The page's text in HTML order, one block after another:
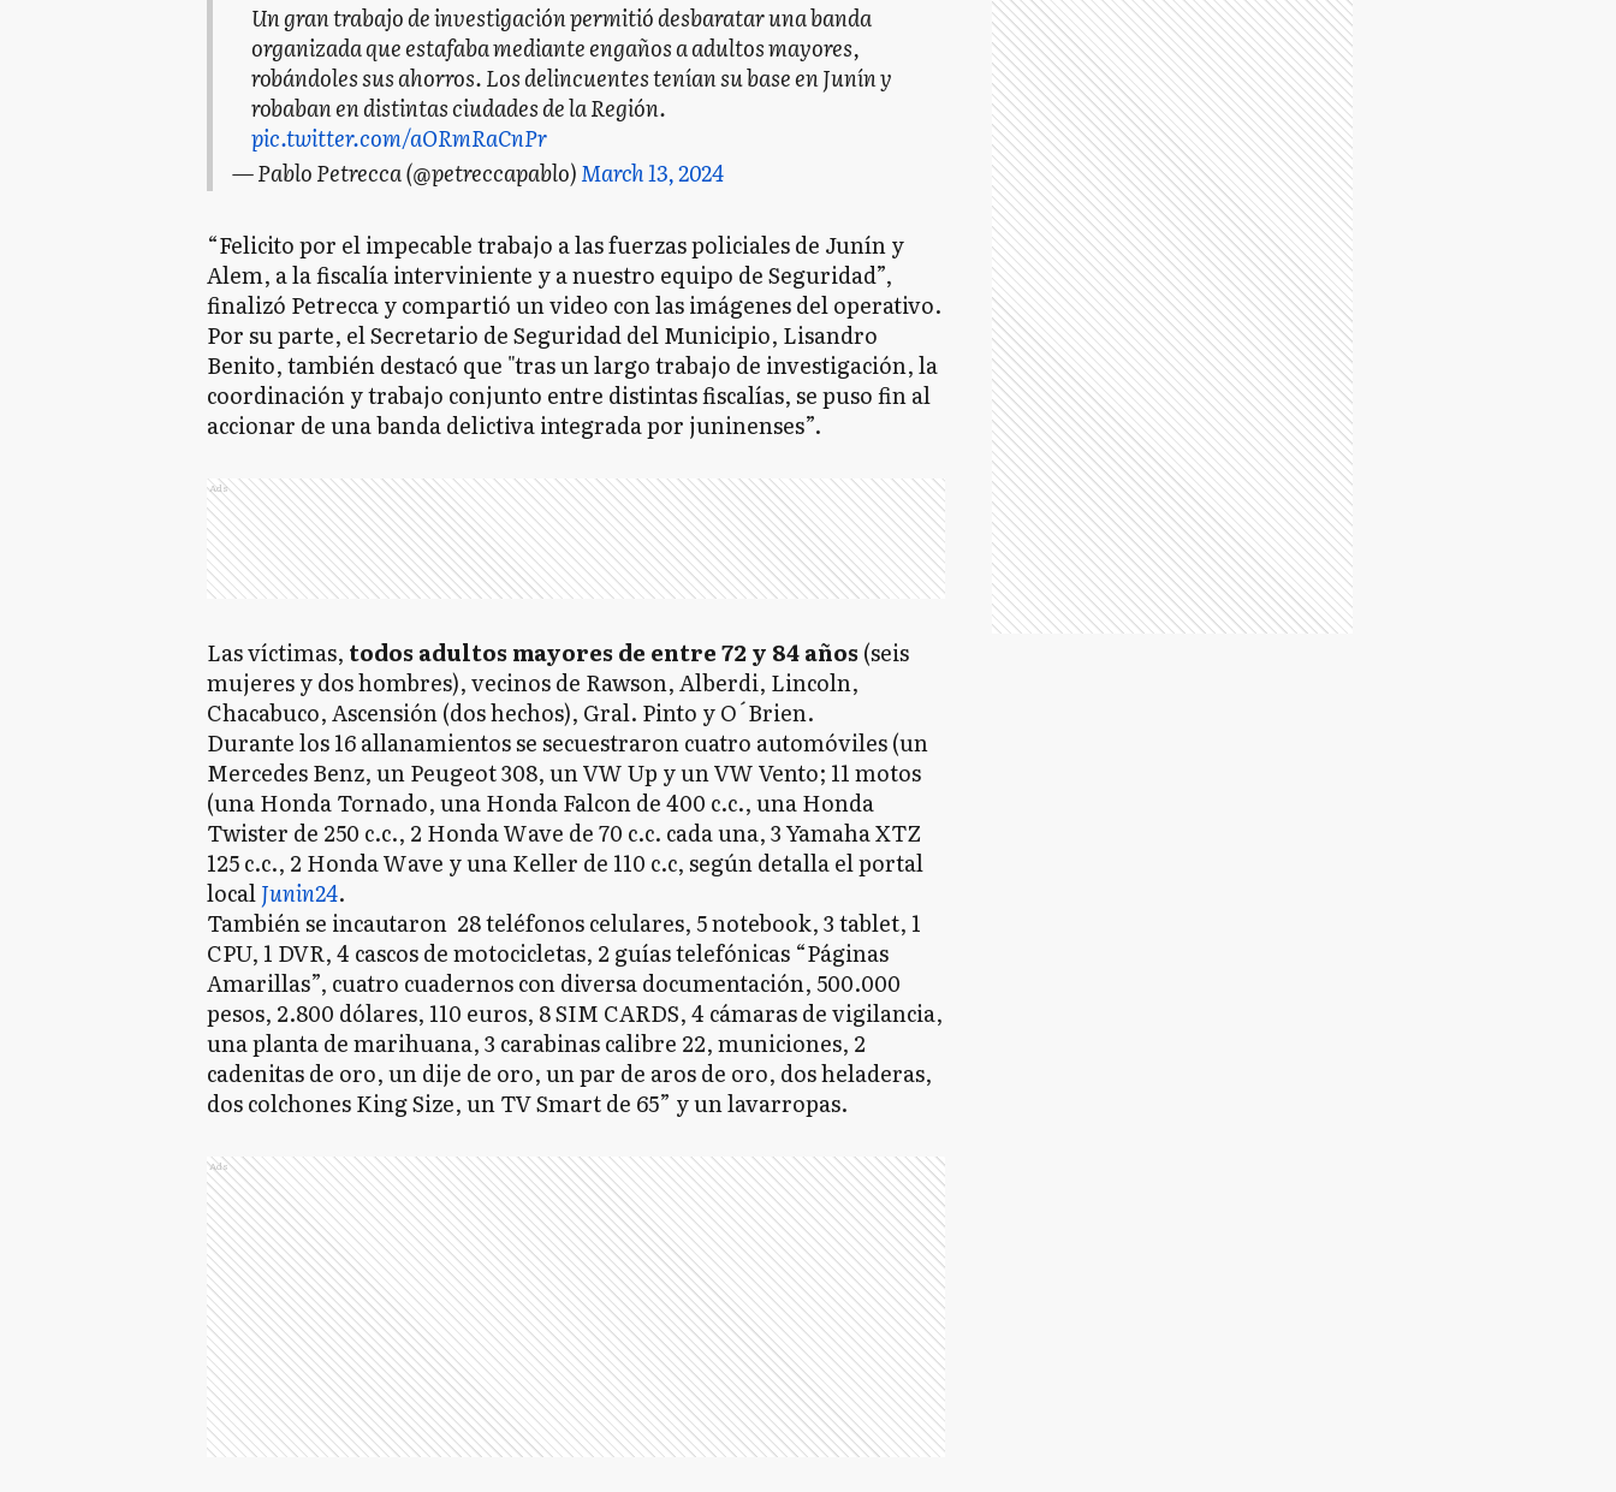
Un gran trabajo de investigación permitió desbaratar una banda
organizada que estafaba mediante engaños a adultos mayores,
robándoles sus ahorros. Los delincuentes tenían su base en Junín y
robaban en distintas ciudades de la Región.
pic.twitter.com/aORmRaCnPr
— Pablo Petrecca (@petreccapablo)March 13, 2024
“Felicito por el impecable trabajo a las fuerzas policiales de Junín y
Alem, a la fiscalía interviniente y a nuestro equipo de Seguridad”,
finalizó Petrecca y compartió un video con las imágenes del operativo.
Por su parte, el Secretario de Seguridad del Municipio, Lisandro
Benito, también destacó que "tras un largo trabajo de investigación, la
coordinación y trabajo conjunto entre distintas fiscalías, se puso fin al
accionar de una banda delictiva integrada por juninenses”.
Ads
Las víctimas, todos adultos mayores de entre 72 y 84 años (seis
mujeres y dos hombres), vecinos de Rawson, Alberdi, Lincoln,
Chacabuco, Ascensión (dos hechos), Gral. Pinto y O´Brien.
Durante los 16 allanamientos se secuestraron cuatro automóviles (un
Mercedes Benz, un Peugeot 308, un VW Up y un VW Vento; 11 motos
(una Honda Tornado, una Honda Falcon de 400 c.c., una Honda
Twister de 250 c.c., 2 Honda Wave de 70 c.c. cada una, 3 Yamaha XTZ
125 c.c., 2 Honda Wave y una Keller de 110 c.c, según detalla el portal
localJunin24.
También se incautaron 28 teléfonos celulares, 5 notebook, 3 tablet, 1
CPU, 1 DVR, 4 cascos de motocicletas, 2 guías telefónicas “Páginas
Amarillas”, cuatro cuadernos con diversa documentación, 500.000
pesos, 2.800 dólares, 110 euros, 8 SIM CARDS, 4 cámaras de vigilancia,
una planta de marihuana, 3 carabinas calibre 22, municiones, 2
cadenitas de oro, un dije de oro, un par de aros de oro, dos heladeras,
dos colchones King Size, un TV Smart de 65” y un lavarropas.
Ads